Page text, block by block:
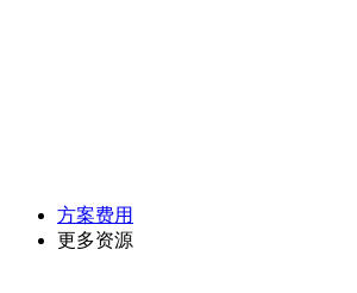
方案费用
更多资源